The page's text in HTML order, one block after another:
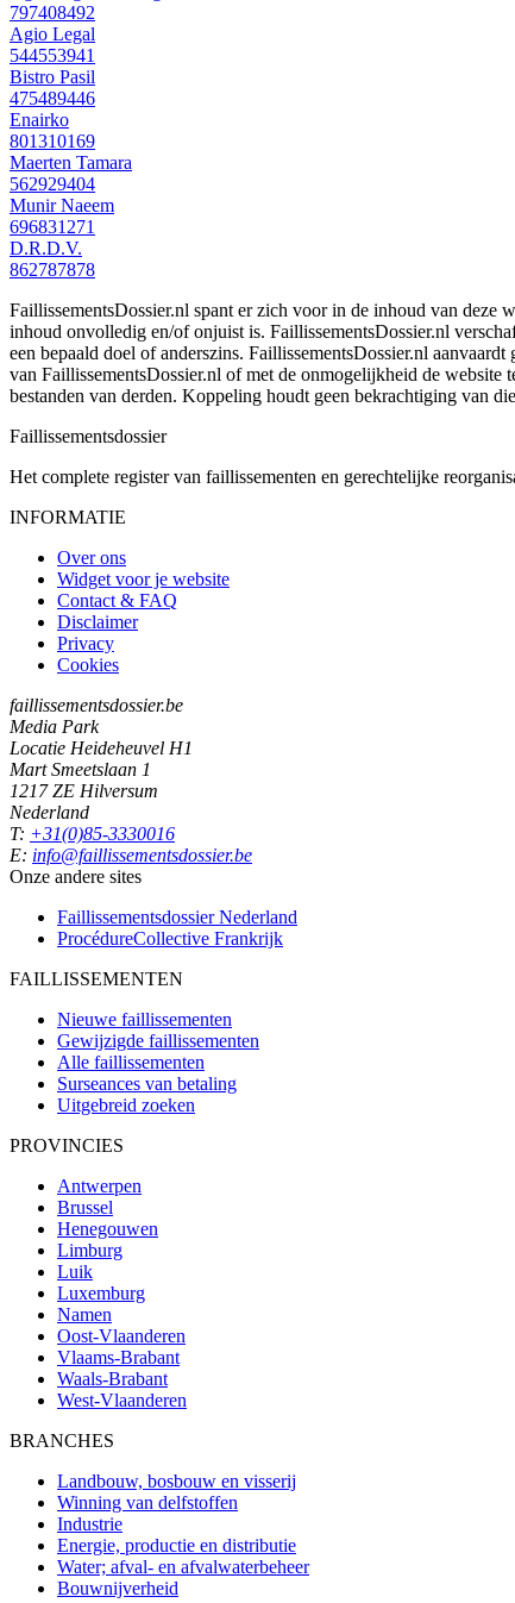
797408492
Agio Legal
544553941
Bistro Pasil
475489446
Enairko
801310169
Maerten Tamara
562929404
Munir Naeem
696831271
D.R.D.V.
862787878
FaillissementsDossier.nl spant er zich voor in de inhoud van deze
inhoud onvolledig en/of onjuist is. FaillissementsDossier.nl
een bepaald doel of anderszins. FaillissementsDossier.nl
van FaillissementsDossier.nl of met de onmogelijkheid de website
bestanden van derden. Koppeling houdt geen bekrachtiging van
Faillissementsdossier
Het complete register van faillissementen en gerechtelijke
INFORMATIE
Over ons
Widget voor je website
Contact & FAQ
Disclaimer
Privacy
Cookies
faillissementsdossier.be
Media Park
Locatie Heideheuvel H1
Mart Smeetslaan 1
1217 ZE Hilversum
Nederland
T: +31(0)85-3330016
E: info@faillissementsdossier.be
Onze andere sites
Faillissementsdossier Nederland
ProcédureCollective Frankrijk
FAILLISSEMENTEN
Nieuwe faillissementen
Gewijzigde faillissementen
Alle faillissementen
Surseances van betaling
Uitgebreid zoeken
PROVINCIES
Antwerpen
Brussel
Henegouwen
Limburg
Luik
Luxemburg
Namen
Oost-Vlaanderen
Vlaams-Brabant
Waals-Brabant
West-Vlaanderen
BRANCHES
Landbouw, bosbouw en visserij
Winning van delfstoffen
Industrie
Energie, productie en distributie
Water; afval- en afvalwaterbeheer
Bouwnijverheid